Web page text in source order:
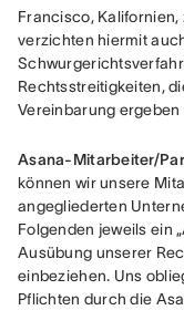
Francisco, Kalifornien,
verzichten hiermit
Rechtsstreitigkeiten,
Vereinbarung
Asana-Mitarbeiter/
können wir unsere
angegliederten
Folgenden jeweils ein
Ausübung unserer
einbeziehen. Uns
Pflichten durch die